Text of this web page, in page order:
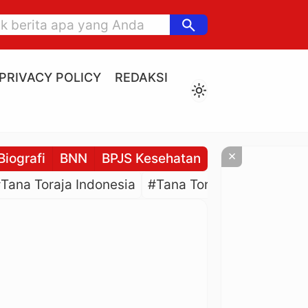
search
PRIVACY POLICY
REDAKSI
light_mode
BNN BPJS Kesehatan BPJS
Toraja Indonesia #Tana Toraja Culture
×